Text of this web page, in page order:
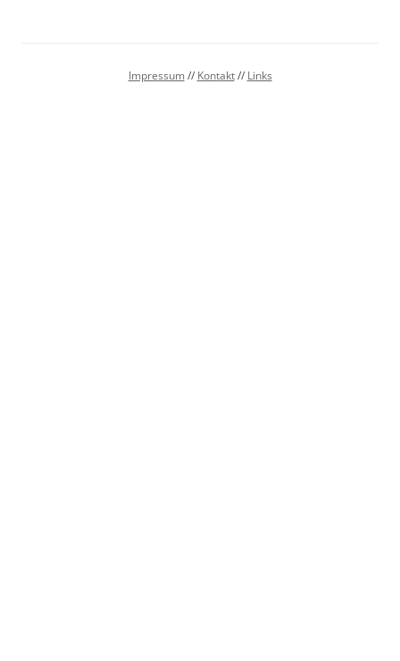
Impressum // Kontakt// Links